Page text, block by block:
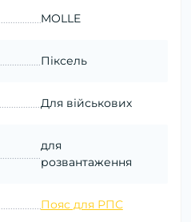
MOLLE
Піксель
Для військових
для
розвантаження
Пояс для РПС